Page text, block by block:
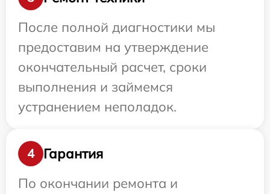
После полной диагностики мы
предоставим на утверждение
окончательный расчет, сроки
выполнения и займемся
устранением неполадок.
4
Гарантия
По окончании ремонта и